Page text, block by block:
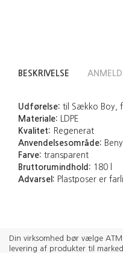
BESKRIVELSE
Udførelse: til Sækko Boy,
Materiale: LDPE
Kvalitet: Regenerat
Anvendelsesområde:
Farve: transparent
Bruttorumindhold: 180 l
Advarsel: Plastposer er
Din virksomhed bør vælge
levering af produkter til